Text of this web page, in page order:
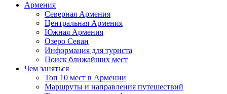
Армения
Северная Армения
Центральная Армения
Южная Армения
Озеро Севан
Информация для туриста
Поиск ближайших мест
Чем заняться
Топ 10 мест в Армении
Маршруты и направления путешествий